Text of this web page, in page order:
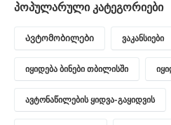
პოპულარული კატეგორიები
Ავტომობილები ვაკანსიები
იყიდება ბინები თბილისში
ავტონაწილების ყიდვა-გაყიდვის